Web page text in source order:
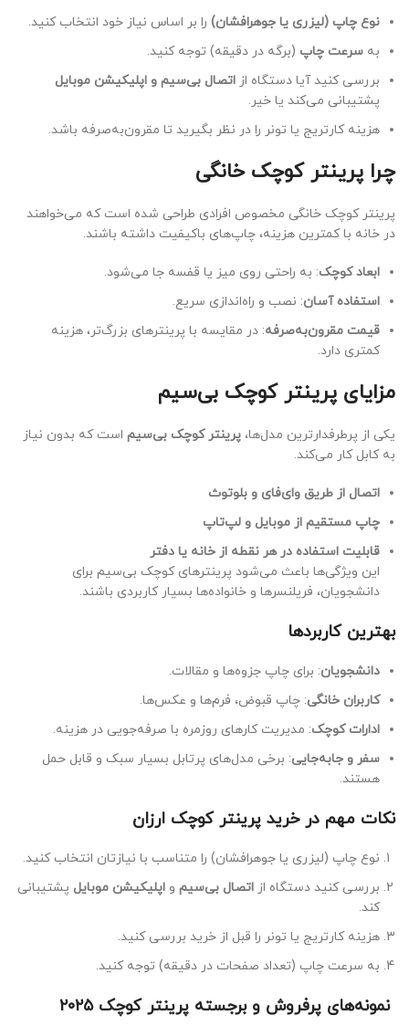
نوع چاپ (لیزری یا جوهرافشان) را بر اساس نیاز خود انتخاب کنید.
به سرعت چاپ (برگه در دقیقه) توجه کنید.
بررسی کنید آیا دستگاه از اتصال بی‌سیم و اپلیکیشن موبایل
پشتیبانی می‌کند یا خیر.
هزینه کارتریج یا تونر را در نظر بگیرید تا مقرون‌به‌صرفه باشد.
چرا پرینتر کوچک خانگی
در خانه با کمترین هزینه، چاپ‌های باکیفیت داشته باشند.
ابعاد کوچک: به راحتی روی میز یا قفسه جا می‌شود.
استفاده آسان: نصب و راه‌اندازی سریع.
قیمت مقرون‌به‌صرفه
کمتری دارد.
مزایای پرینتر کوچک بی‌سیم
یکی از پرطرفدارترین مدل‌ها، پرینتر کوچک بی‌سیم
به کابل کار می‌کند.
اتصال از طریق وای‌فای و بلوتوث
چاپ مستقیم از موبایل و لپ‌تاپ
قابلیت استفاده در هر نقطه از خانه یا دفتر
دانشجویان، فریلنسرها و خانواده‌ها بسیار کاربردی باشند.
بهترین کاربردها
دانشجویان: برای چاپ جزوه‌ها و مقالات.
کاربران خانگی: چاپ قبوض، فرم‌ها و عکس‌ها.
ادارات کوچک: مدیریت کارهای روزمره با صرفه‌جویی در هزینه.
سفر و جابه‌جایی
هستند.
نکات مهم در خرید پرینتر کوچک ارزان
نوع چاپ (لیزری یا جوهرافشان) را متناسب با نیازتان انتخاب کنید.
بررسی کنید دستگاه از اتصال بی‌سیم و اپلیکیشن موبایل
کند.
هزینه کارتریج یا تونر را قبل از خرید بررسی کنید.
به سرعت چاپ (تعداد صفحات در دقیقه) توجه کنید.
نمونه‌های پرفروش و برجسته پرینتر کوچک ۲۰۲۵